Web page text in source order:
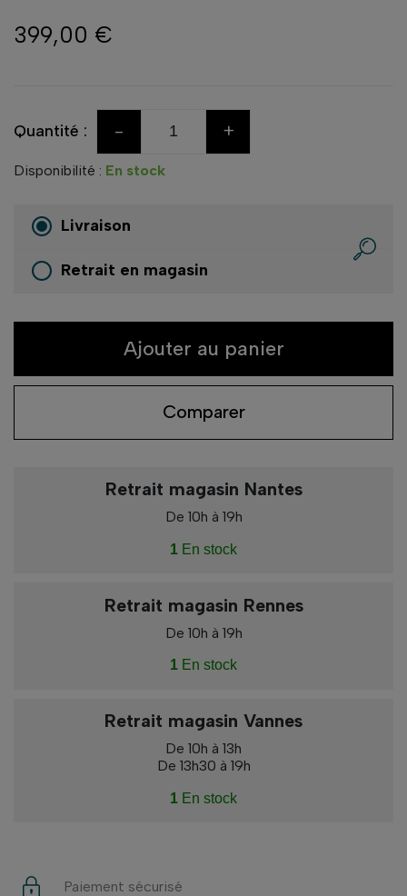
399,00 €
Quantité : - +
Disponibilité : En stock
Livraison
Retrait en magasin
Ajouter au panier
Comparer
Retrait magasin Nantes
De 10h à 19h
1 En stock
Retrait magasin Rennes
De 10h à 19h
1 En stock
Retrait magasin Vannes
De 10h à 13h
De 13h30 à 19h
1 En stock
Paiement sécurisé